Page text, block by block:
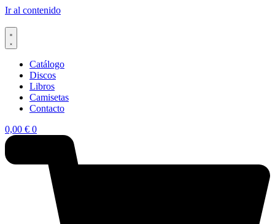
Ir al contenido
Catálogo
Discos
Libros
Camisetas
Contacto
0,00 € 0